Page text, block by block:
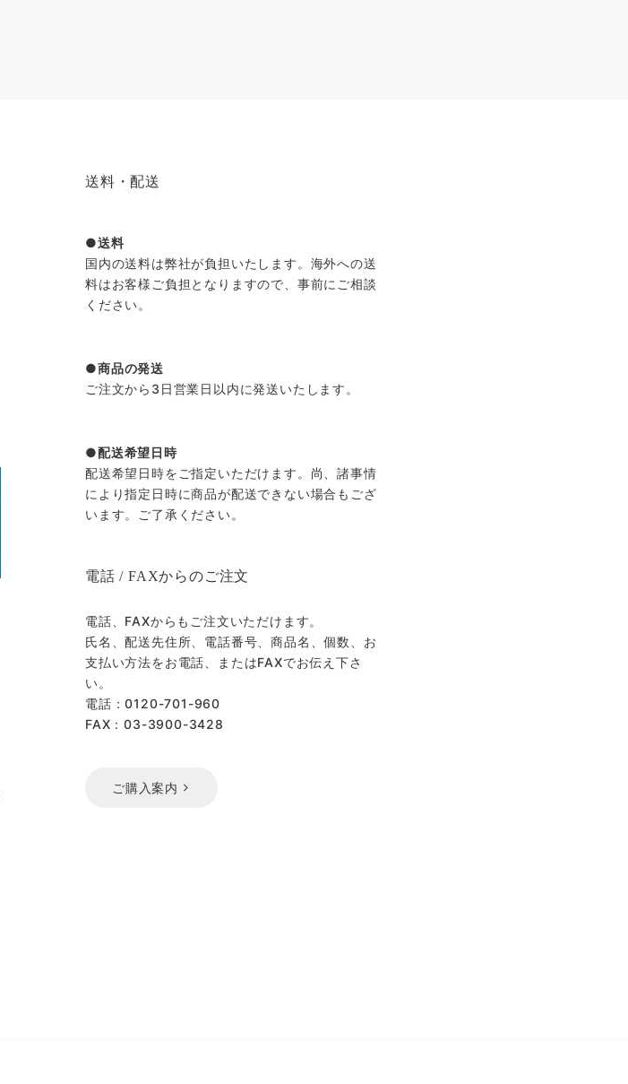
送料・配送
送料
国内の送料は弊社が負担いたします。海外への送
料はお客様ご負担となりますので、事前にご相談
ください。
商品の発送
ご注文から3日営業日以内に発送いたします。
配送希望日時
配送希望日時をご指定いただけます。尚、諸事情
により指定日時に商品が配送できない場合もござ
います。ご了承ください。
電話 / FAXからのご注文
電話、FAXからもご注文いただけます。
氏名、配送先住所、電話番号、商品名、個数、お
支払い方法をお電話、またはFAXでお伝え下さ
い。
電話：0120-701-960
FAX：03-3900-3428
ご購入案内